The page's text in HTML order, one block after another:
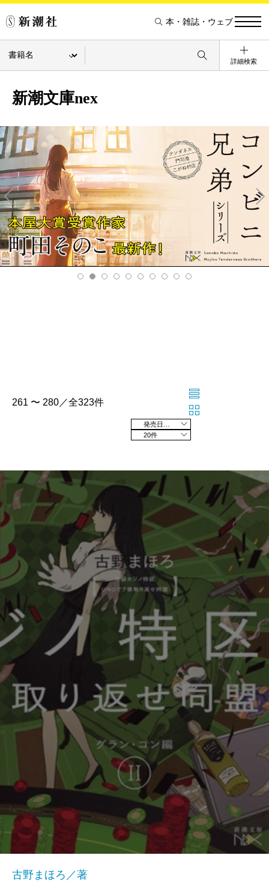
本・雑誌・ウェブ
詳細検索
新潮文庫nex
Pre
v
xt
261 〜 280／全323件
20件
古野まほろ／著